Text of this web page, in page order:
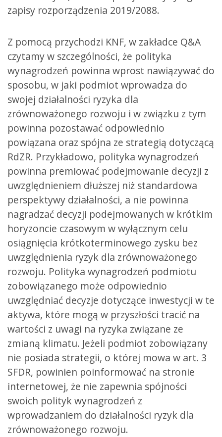
zapisy rozporządzenia 2019/2088.
Z pomocą przychodzi KNF, w zakładce Q&A
czytamy w szczególności, że polityka
wynagrodzeń powinna wprost nawiązywać do
sposobu, w jaki podmiot wprowadza do
swojej działalności ryzyka dla
zrównoważonego rozwoju i w związku z tym
powinna pozostawać odpowiednio
powiązana oraz spójna ze strategią dotyczącą
RdZR. Przykładowo, polityka wynagrodzeń
powinna premiować podejmowanie decyzji z
uwzględnieniem dłuższej niż standardowa
perspektywy działalności, a nie powinna
nagradzać decyzji podejmowanych w krótkim
horyzoncie czasowym w wyłącznym celu
osiągnięcia krótkoterminowego zysku bez
uwzględnienia ryzyk dla zrównoważonego
rozwoju. Polityka wynagrodzeń podmiotu
zobowiązanego może odpowiednio
uwzględniać decyzje dotyczące inwestycji w te
aktywa, które mogą w przyszłości tracić na
wartości z uwagi na ryzyka związane ze
zmianą klimatu. Jeżeli podmiot zobowiązany
nie posiada strategii, o której mowa w art. 3
SFDR, powinien poinformować na stronie
internetowej, że nie zapewnia spójności
swoich polityk wynagrodzeń z
wprowadzaniem do działalności ryzyk dla
zrównoważonego rozwoju.